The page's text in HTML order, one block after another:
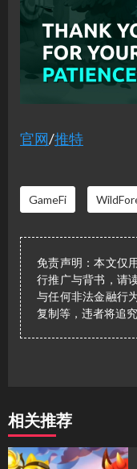
官网/推特
GameFi
免责声明：本文仅
行推广与背书，请
与任何非法金融行
复制等，违者将追究
相关推荐